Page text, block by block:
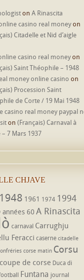
on A Rinascita
casino real moneyon
Citadelle et Nid d’aigle
casino real moneyon
Saint Théophile – 1948
money online casino on
Procession Saint
de Corte / 19 Mai 1948
casino real money paypal
on (Français) Carnaval à
– 7 Mars 1937
CHJAVE
1948 1961 1974 1994
années 60 A Rinascita
carnaval Carrughju
Feracci caserne citadelle
corse matin Corsu
coupe de corse Duca di
Funtana journal